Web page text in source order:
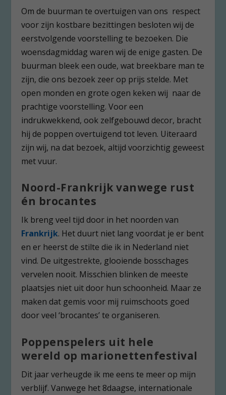
Om de buurman te overtuigen van ons respect
voor zijn kostbare bezittingen besloten wij de
eerstvolgende voorstelling te bezoeken. Die
woensdagmiddag waren wij de enige gasten. De
buurman bleek een oude, wat breekbare man te
zijn, die ons bezoek zeer op prijs stelde. Met
open monden en grote ogen keken wij naar de
prachtige voorstelling. Voor een
indrukwekkend, ook zelfgebouwd decor, bracht
hij de poppen overtuigend tot leven. Uiteraard
zijn wij, na dat bezoek, altijd voorzichtig geweest
met vuur.
Noord-Frankrijk vanwege rust
én brocantes
Ik breng veel tijd door in het noorden van
Frankrijk. Het duurt niet lang voordat je er bent
en er heerst de stilte die ik in Nederland niet
vind. De uitgestrekte, glooiende bosschages
vervelen nooit. Misschien blinken de meeste
plaatsjes niet uit door hun schoonheid. Maar ze
maken dat gemis voor mij ruimschoots goed
door veel ‘brocantes’ te organiseren.
Poppenspelers uit hele
wereld op marionettenfestival
Dit jaar verheugde ik me eens te meer op mijn
verblijf. Vanwege het 8daagse, internationale